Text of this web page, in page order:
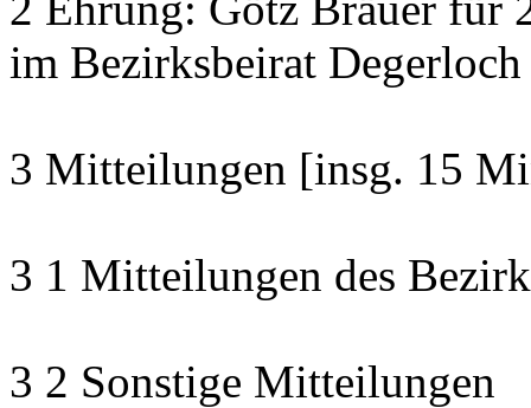
im Bezirksbeirat
3 Mitteilungen [insg. 15
3 1 Mitteilungen des
3 2 Sonstige Mitteilungen